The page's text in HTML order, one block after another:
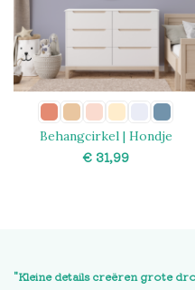
Behangcirkel | Hondje
€
"Kleine details creëren grote